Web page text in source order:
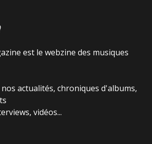
est le webzine des musiques
actualités, chroniques d'albums,
vidéos...